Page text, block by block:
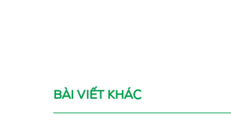
BÀI VIẾT KHÁC